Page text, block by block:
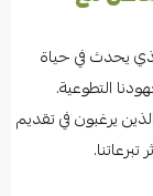
يحدث في حياة
التطوعية.
يرغبون في تقديم